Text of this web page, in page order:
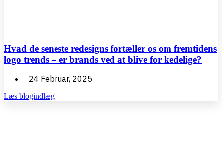
Hvad de seneste redesigns fortæller os om fremtidens
logo trends – er brands ved at blive for kedelige?
24 Februar, 2025
Læs blogindlæg